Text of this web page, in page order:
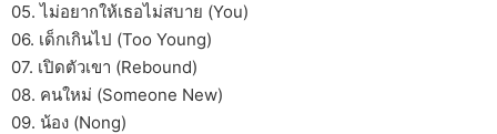
05. ไม่อยากให้เธอไม่สบาย (You)
06. เด็กเกินไป (Too Young)
07. เปิดตัวเขา (Rebound)
08. คนใหม่ (Someone New)
09. น้อง (Nong)